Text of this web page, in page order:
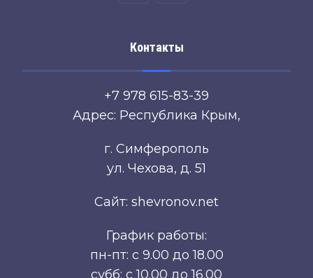
Контакты
+7 978 615-83-39
Адрес: Республика Крым,
г. Симферополь
ул. Чехова, д. 51
Сайт: shevronov.net
График работы:
пн-пт: с 9.00 до 18.00
субб: с 10.00 до 16.00